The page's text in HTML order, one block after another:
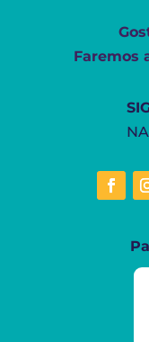
Faremos